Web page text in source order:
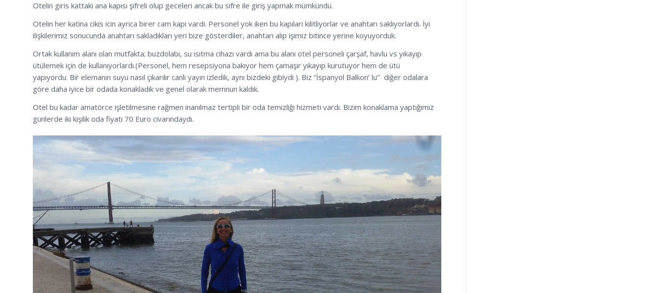
Otelin giris kattaki ana kapısı şifreli olup geceleri ancak bu sifre ile giriş yapmak mümkündü.
Otelin her katina cikis icin ayrica birer cam kapi vardi. Personel yok iken bu kapıları kilitliyorlar ve anahtarı saklıyorlardı. İyi
ilişkilerimiz sonucunda anahtarı sakladıkları yeri bize gösterdiler, anahtarı alıp işimiz bitince yerine koyuyorduk.
Ortak kullanım alanı olan mutfakta; buzdolabı, su ısıtma cihazı vardı ama bu alanı otel personeli çarşaf, havlu vs yıkayıp
ütülemek için de kullanıyorlardı.(Personel, hem resepsiyona bakıyor hem çamaşır yıkayıp kurutuyor hem de ütü
yapıyordu. Bir elemanın suyu nasıl çıkarılır canlı yayın izledik, aynı bizdeki gibiydi ). Biz “İspanyol Balkon’ lu’’ diğer odalara
göre daha iyice bir odada konakladık ve genel olarak memnun kaldık.
Otel bu kadar amatörce işletilmesine rağmen inanılmaz tertipli bir oda temizliği hizmeti vardı. Bizim konaklama yaptığımız
günlerde iki kişilik oda fiyatı 70 Euro civarındaydı.